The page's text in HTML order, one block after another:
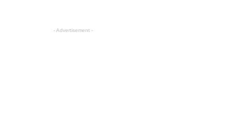
- Advertisement -